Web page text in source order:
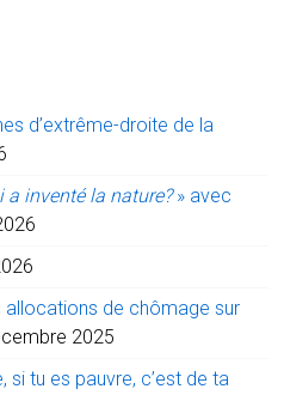
d’extrême-droite de la
a inventé la nature?» avec
allocations de chômage sur
2025
si tu es pauvre, c’est de ta